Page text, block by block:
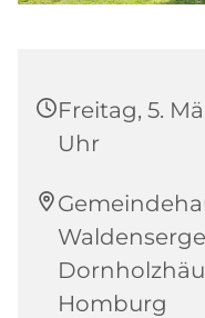
Freitag, 5.
Uhr
Homburg